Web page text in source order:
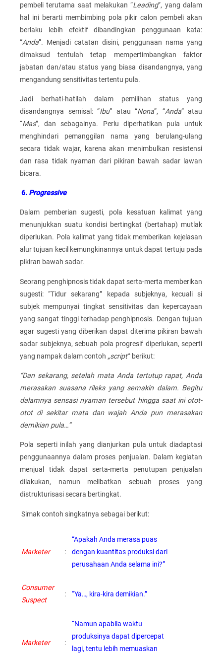
pembeli terutama saat melakukan “Leading”, yang dalam
hal ini berarti membimbing pola pikir calon pembeli akan
berlaku lebih efektif dibandingkan penggunaan kata:
“Anda”. Menjadi catatan disini, penggunaan nama yang
dimaksud tentulah tetap mempertimbangkan faktor
jabatan dan/atau status yang biasa disandangnya, yang
mengandung sensitivitas tertentu pula.
Jadi berhati-hatilah dalam pemilihan status yang
disandangnya semisal: “Ibu” atau “Nona”, “Anda” atau
“Mas”, dan sebagainya. Perlu diperhatikan pula untuk
menghindari pemanggilan nama yang berulang-ulang
secara tidak wajar, karena akan menimbulkan resistensi
dan rasa tidak nyaman dari pikiran bawah sadar lawan
bicara.
6. Progressive
Dalam pemberian sugesti, pola kesatuan kalimat yang
menunjukkan suatu kondisi bertingkat (bertahap) mutlak
diperlukan. Pola kalimat yang tidak memberikan kejelasan
alur tujuan kecil kemungkinannya untuk dapat tertuju pada
pikiran bawah sadar.
Seorang penghipnosis tidak dapat serta-merta memberikan
sugesti: “Tidur sekarang” kepada subjeknya, kecuali si
subjek mempunyai tingkat sensitivitas dan kepercayaan
yang sangat tinggi terhadap penghipnosis. Dengan tujuan
agar sugesti yang diberikan dapat diterima pikiran bawah
sadar subjeknya, sebuah pola progresif diperlukan, seperti
yang nampak dalam contoh „script‟ berikut:
“Dan sekarang, setelah mata Anda tertutup rapat, Anda
merasakan suasana rileks yang semakin dalam. Begitu
dalamnya sensasi nyaman tersebut hingga saat ini otot-
otot di sekitar mata dan wajah Anda pun merasakan
demikian pula…”
Pola seperti inilah yang dianjurkan pula untuk diadaptasi
penggunaannya dalam proses penjualan. Dalam kegiatan
menjual tidak dapat serta-merta penutupan penjualan
dilakukan, namun melibatkan sebuah proses yang
distrukturisasi secara bertingkat.
Simak contoh singkatnya sebagai berikut:
Marketer :
“Apakah Anda merasa puas
dengan kuantitas produksi dari
perusahaan Anda selama ini?”
Consumer
Suspect
: “Ya…, kira-kira demikian.”
Marketer :
“Namun apabila waktu
produksinya dapat dipercepat
lagi, tentu lebih memuaskan